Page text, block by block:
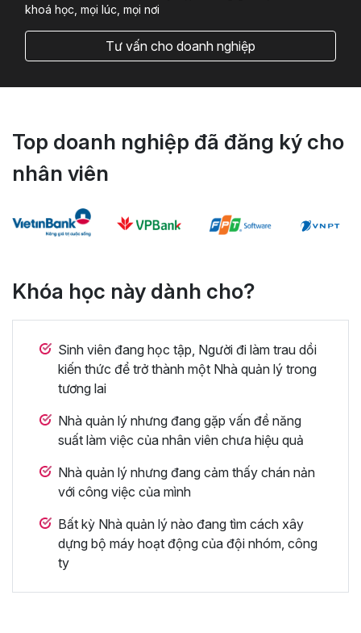
khoá học, mọi lúc, mọi nơi
Tư vấn cho doanh nghiệp
Top doanh nghiệp đã đăng ký cho
nhân viên
Khóa học này dành cho?
Sinh viên đang học tập, Người đi làm trau dồi
kiến thức để trở thành một Nhà quản lý trong
tương lai
Nhà quản lý nhưng đang gặp vấn đề năng
suất làm việc của nhân viên chưa hiệu quả
Nhà quản lý nhưng đang cảm thấy chán nản
với công việc của mình
Bất kỳ Nhà quản lý nào đang tìm cách xây
dựng bộ máy hoạt động của đội nhóm, công
ty